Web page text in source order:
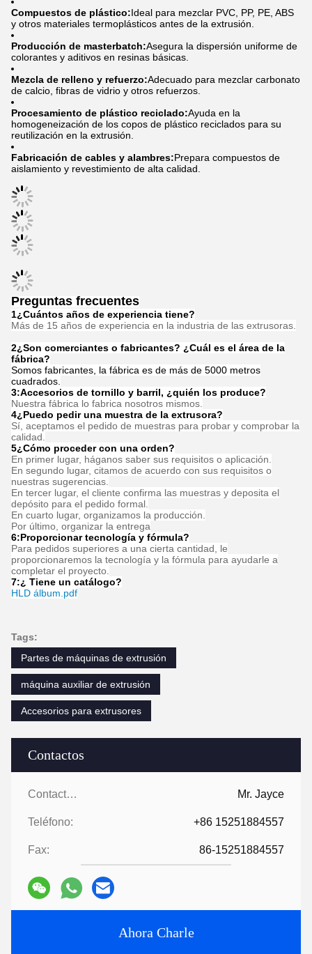
Contactos
Contactos: Mr. Jayce
Teléfono: +86 15251884557
Fax: 86-15251884557
Ahora Charle
Compuestos de plástico:Ideal para mezclar PVC, PP, PE, ABS
y otros materiales termoplásticos antes de la extrusión.
Producción de masterbatch:Asegura la dispersión uniforme de
colorantes y aditivos en resinas básicas.
Mezcla de relleno y refuerzo:Adecuado para mezclar carbonato
de calcio, fibras de vidrio y otros refuerzos.
Procesamiento de plástico reciclado:Ayuda en la
homogeneización de los copos de plástico reciclados para su
reutilización en la extrusión.
Fabricación de cables y alambres:Prepara compuestos de
aislamiento y revestimiento de alta calidad.
Preguntas frecuentes
1¿Cuántos años de experiencia tiene?
Más de 15 años de experiencia en la industria de las extrusoras.
2¿Son comerciantes o fabricantes? ¿Cuál es el área de la
fábrica?
Somos fabricantes, la fábrica es de más de 5000 metros
cuadrados.
3:Accesorios de tornillo y barril, ¿quién los produce?
Nuestra fábrica lo fabrica nosotros mismos.
4¿Puedo pedir una muestra de la extrusora?
Sí, aceptamos el pedido de muestras para probar y comprobar la
calidad.
5¿Cómo proceder con una orden?
En primer lugar, háganos saber sus requisitos o aplicación.
En segundo lugar, citamos de acuerdo con sus requisitos o
nuestras sugerencias.
En tercer lugar, el cliente confirma las muestras y deposita el
depósito para el pedido formal.
En cuarto lugar, organizamos la producción.
Por último, organizar la entrega
6:Proporcionar tecnología y fórmula?
Para pedidos superiores a una cierta cantidad, le
proporcionaremos la tecnología y la fórmula para ayudarle a
completar el proyecto.
7:¿ Tiene un catálogo?
HLD álbum.pdf
Tags:
Partes de máquinas de extrusión
máquina auxiliar de extrusión
Accesorios para extrusores